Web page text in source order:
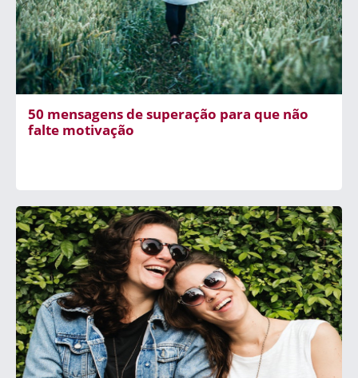
50 mensagens de superação para que não
falte motivação